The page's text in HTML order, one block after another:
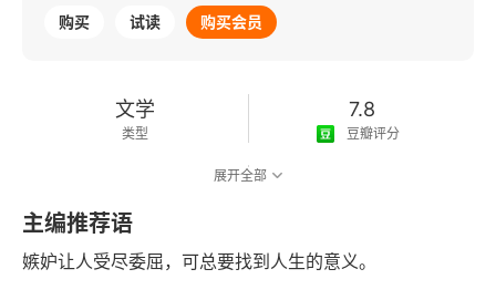
购买 试读 购买会员
文学
类型
7.8
豆瓣评分
2021-07-01
发行日期
展开全部
主编推荐语
嫉妒让人受尽委屈，可总要找到人生的意义。